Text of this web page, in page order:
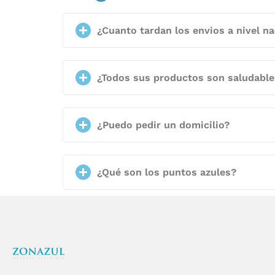
¿Cuanto tardan los envios a nivel
¿Todos sus productos son
¿Puedo pedir un domicilio?
¿Qué son los puntos azules?